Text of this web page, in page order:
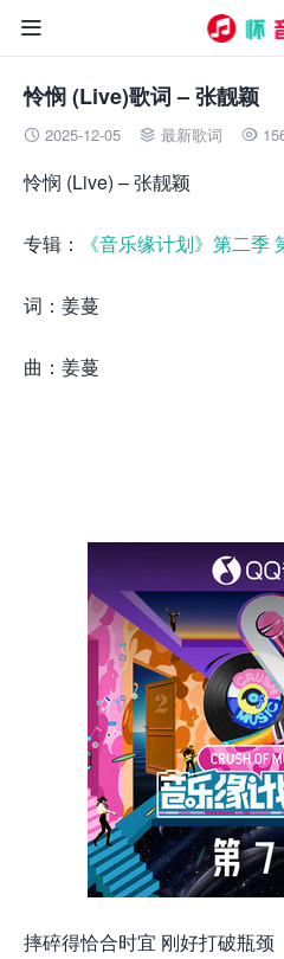

怜悯 (Live)歌词 – 张靓颖
 2025-12-05  最新歌词 
怜悯 (Live) – 张靓颖
专辑： 《音乐缘计划》第二季
词：姜蔓
曲：姜蔓
摔碎得恰合时宜 刚好打破瓶颈